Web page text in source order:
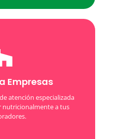
Empresas
atención especializada
nutricionalmente a tus
de tu empresa para que
para ellos.